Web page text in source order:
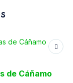
de Cáñamo